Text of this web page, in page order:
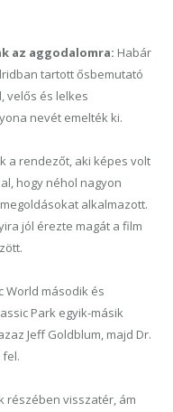
az aggodalomra: Habár
tartott ősbemutató
velős és lelkes
nevét emelték ki.
a rendezőt, aki képes volt
hogy néhol nagyon
alkalmazott.
jól érezte magát a film
World második és
Park egyik-másik
Jeff Goldblum, majd Dr.
részében visszatér, ám